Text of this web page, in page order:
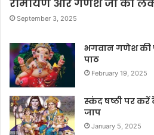
रामायण और गणेश जी को
September 3, 2025
भगवान गणेश की
पाठ
February 19, 2025
स्कंद षष्ठी पर करें
जाप
January 5, 2025